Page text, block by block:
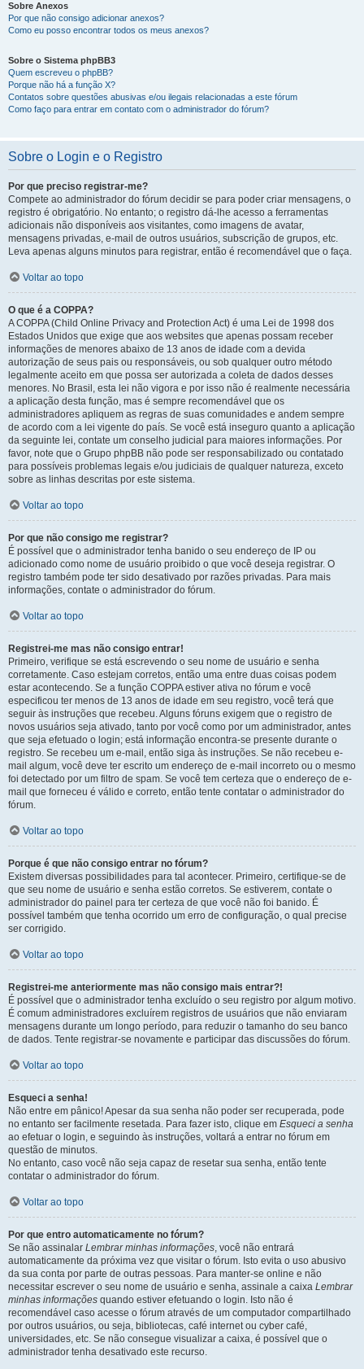
Sobre Anexos
Por que não consigo adicionar anexos?
Como eu posso encontrar todos os meus anexos?
Sobre o Sistema phpBB3
Quem escreveu o phpBB?
Porque não há a função X?
Contatos sobre questões abusivas e/ou ilegais relacionadas a este fórum
Como faço para entrar em contato com o administrador do fórum?
Sobre o Login e o Registro
Por que preciso registrar-me?
Compete ao administrador do fórum decidir se para poder criar mensagens, o
registro é obrigatório. No entanto; o registro dá-lhe acesso a ferramentas
adicionais não disponíveis aos visitantes, como imagens de avatar,
mensagens privadas, e-mail de outros usuários, subscrição de grupos, etc.
Leva apenas alguns minutos para registrar, então é recomendável que o faça.
Voltar ao topo
O que é a COPPA?
A COPPA (Child Online Privacy and Protection Act) é uma Lei de 1998 dos
Estados Unidos que exige que aos websites que apenas possam receber
informações de menores abaixo de 13 anos de idade com a devida
autorização de seus pais ou responsáveis, ou sob qualquer outro método
legalmente aceito em que possa ser autorizada a coleta de dados desses
menores. No Brasil, esta lei não vigora e por isso não é realmente necessária
a aplicação desta função, mas é sempre recomendável que os
administradores apliquem as regras de suas comunidades e andem sempre
de acordo com a lei vigente do país. Se você está inseguro quanto a aplicação
da seguinte lei, contate um conselho judicial para maiores informações. Por
favor, note que o Grupo phpBB não pode ser responsabilizado ou contatado
para possíveis problemas legais e/ou judiciais de qualquer natureza, exceto
sobre as linhas descritas por este sistema.
Voltar ao topo
Por que não consigo me registrar?
É possível que o administrador tenha banido o seu endereço de IP ou
adicionado como nome de usuário proibido o que você deseja registrar. O
registro também pode ter sido desativado por razões privadas. Para mais
informações, contate o administrador do fórum.
Voltar ao topo
Registrei-me mas não consigo entrar!
Primeiro, verifique se está escrevendo o seu nome de usuário e senha
corretamente. Caso estejam corretos, então uma entre duas coisas podem
estar acontecendo. Se a função COPPA estiver ativa no fórum e você
especificou ter menos de 13 anos de idade em seu registro, você terá que
seguir às instruções que recebeu. Alguns fóruns exigem que o registro de
novos usuários seja ativado, tanto por você como por um administrador, antes
que seja efetuado o login; está informação encontra-se presente durante o
registro. Se recebeu um e-mail, então siga às instruções. Se não recebeu e-
mail algum, você deve ter escrito um endereço de e-mail incorreto ou o mesmo
foi detectado por um filtro de spam. Se você tem certeza que o endereço de e-
mail que forneceu é válido e correto, então tente contatar o administrador do
fórum.
Voltar ao topo
Porque é que não consigo entrar no fórum?
Existem diversas possibilidades para tal acontecer. Primeiro, certifique-se de
que seu nome de usuário e senha estão corretos. Se estiverem, contate o
administrador do painel para ter certeza de que você não foi banido. É
possível também que tenha ocorrido um erro de configuração, o qual precise
ser corrigido.
Voltar ao topo
Registrei-me anteriormente mas não consigo mais entrar?!
É possível que o administrador tenha excluído o seu registro por algum motivo.
É comum administradores excluírem registros de usuários que não enviaram
mensagens durante um longo período, para reduzir o tamanho do seu banco
de dados. Tente registrar-se novamente e participar das discussões do fórum.
Voltar ao topo
Esqueci a senha!
Não entre em pânico! Apesar da sua senha não poder ser recuperada, pode
no entanto ser facilmente resetada. Para fazer isto, clique em Esqueci a senha
ao efetuar o login, e seguindo às instruções, voltará a entrar no fórum em
questão de minutos.
No entanto, caso você não seja capaz de resetar sua senha, então tente
contatar o administrador do fórum.
Voltar ao topo
Por que entro automaticamente no fórum?
Se não assinalar Lembrar minhas informações, você não entrará
automaticamente da próxima vez que visitar o fórum. Isto evita o uso abusivo
da sua conta por parte de outras pessoas. Para manter-se online e não
necessitar escrever o seu nome de usuário e senha, assinale a caixa Lembrar
minhas informações quando estiver efetuando o login. Isto não é
recomendável caso acesse o fórum através de um computador compartilhado
por outros usuários, ou seja, bibliotecas, café internet ou cyber café,
universidades, etc. Se não consegue visualizar a caixa, é possível que o
administrador tenha desativado este recurso.